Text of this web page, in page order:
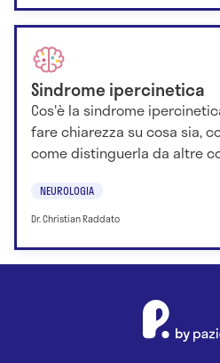
Sindrome ipercinetica
Cos'è la sindrome
fare chiarezza su cosa sia,
come distinguerla da altre
NEUROLOGIA
Dr. Christian Raddato